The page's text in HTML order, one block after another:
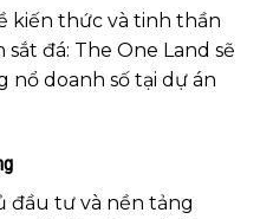
kiến thức và tinh thần
đá: The One Land sẽ
doanh số tại dự án
đầu tư và nền tảng